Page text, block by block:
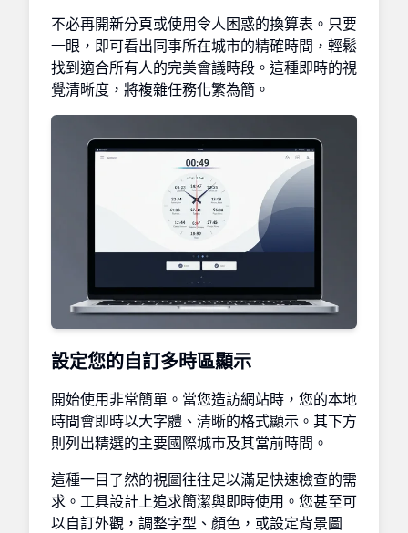
不必再開新分頁或使用令人困惑的換算表。只要
一眼，即可看出同事所在城市的精確時間，輕鬆
找到適合所有人的完美會議時段。這種即時的視
覺清晰度，將複雜任務化繁為簡。
設定您的自訂多時區顯示
開始使用非常簡單。當您造訪網站時，您的本地
時間會即時以大字體、清晰的格式顯示。其下方
則列出精選的主要國際城市及其當前時間。
這種一目了然的視圖往往足以滿足快速檢查的需
求。工具設計上追求簡潔與即時使用。您甚至可
以自訂外觀，調整字型、顏色，或設定背景圖